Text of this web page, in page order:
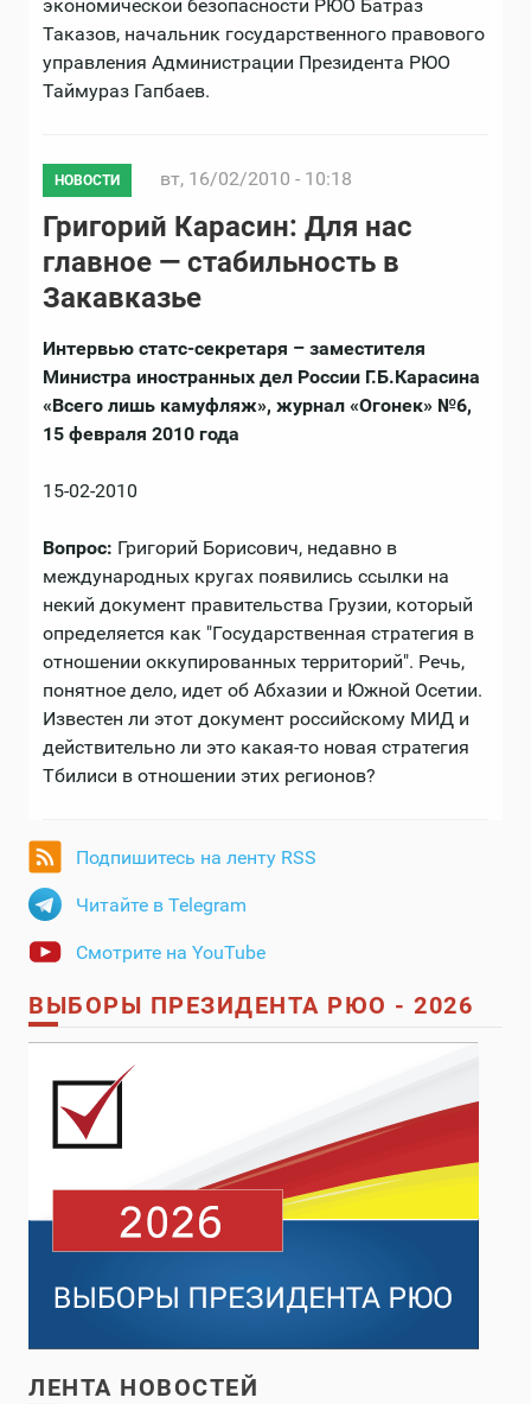
экономической безопасности РЮО Батраз
Таказов, начальник государственного правового
управления Администрации Президента РЮО
Таймураз Гапбаев.
НОВОСТИ вт, 16/02/2010 - 10:18
Григорий Карасин: Для нас
главное — стабильность в
Закавказье
Интервью статс-секретаря – заместителя
Министра иностранных дел России Г.Б.Карасина
«Всего лишь камуфляж», журнал «Огонек» №6,
15 февраля 2010 года
15-02-2010
Вопрос: Григорий Борисович, недавно в
международных кругах появились ссылки на
некий документ правительства Грузии, который
определяется как "Государственная стратегия в
отношении оккупированных территорий". Речь,
понятное дело, идет об Абхазии и Южной Осетии.
Известен ли этот документ российскому МИД и
действительно ли это какая-то новая стратегия
Тбилиси в отношении этих регионов?
Подпишитесь на ленту RSS
Читайте в Telegram
Смотрите на YouTube
ВЫБОРЫ ПРЕЗИДЕНТА РЮО - 2026
ЛЕНТА НОВОСТЕЙ